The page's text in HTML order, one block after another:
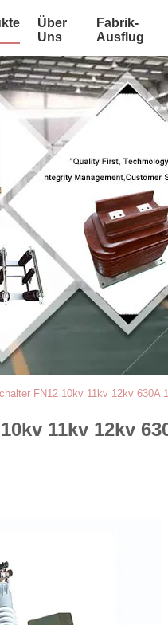
Über
Uns
Fabrik-
Ausflug
FN12 10kv 11kv 12kv 630A
11kv 12kv